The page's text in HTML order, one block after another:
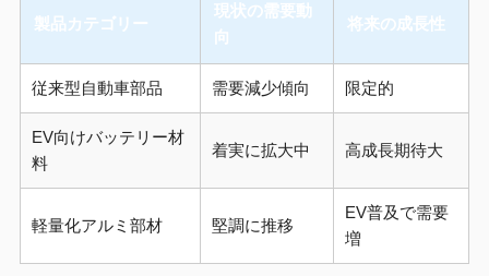
製品カテゴリー
現状の需要動
向
将来の成長性
従来型自動車部品 需要減少傾向 限定的
EV向けバッテリー材
料
着実に拡大中 高成長期待大
軽量化アルミ部材 堅調に推移
EV普及で需要
増